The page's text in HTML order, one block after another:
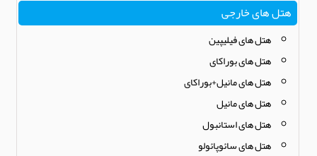
هتل های خارجی
هتل های فیلیپین
هتل های بوراکای
هتل های مانیل+بوراکای
هتل های مانیل
هتل های استانبول
هتل های سائوپائولو